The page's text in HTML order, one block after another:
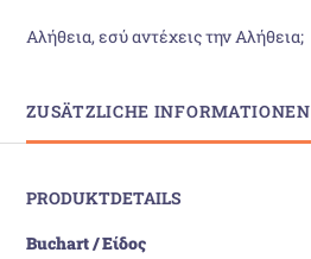
Αλήθεια, εσύ αντέχεις την Αλήθεια;
ZUSÄTZLICHE INFORMATIONEN
PRODUKTDETAILS
Buchart / Είδος